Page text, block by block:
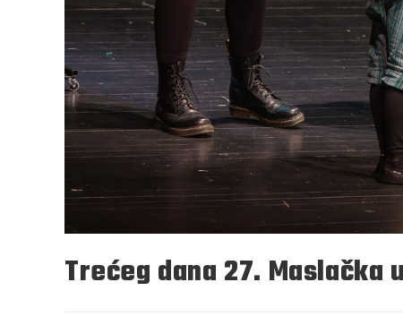
Trećeg dana 27. Maslačka